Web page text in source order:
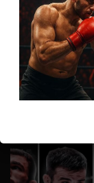
УЧ
Анонимнок
не запускается
заканчивается
Исправьте